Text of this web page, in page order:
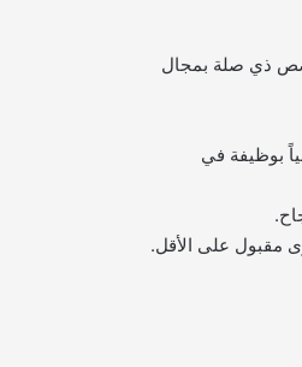
ذي صلة بمجال
بوظيفة في